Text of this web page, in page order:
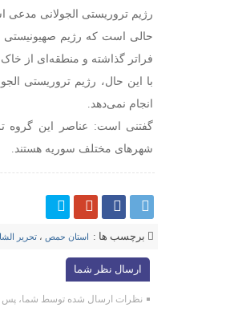
رژیم تروریستی الجولانی
حالی است که رژیم صهیونیستی
فراتر گذاشته و منطقه‌ای از
با این حال، رژیم تروریستی
انجام نمی‌دهد.
گفتنی است: عناصر این گروه
شهرهای مختلف سوریه هستند.
برچسب ها : استان حمص ، تحریر
ارسال نظر شما
نظرات ارسال شده توسط شما، پس